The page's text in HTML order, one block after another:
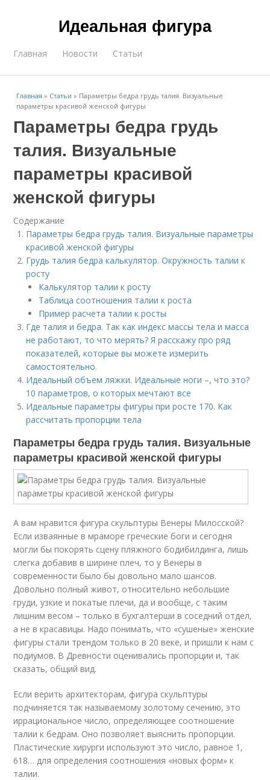
Идеальная фигура
Главная Новости Статьи
Главная » Статьи » Параметры бедра грудь талия. Визуальные
параметры красивой женской фигуры
Параметры бедра грудь
талия. Визуальные
параметры красивой
женской фигуры
Содержание
Параметры бедра грудь талия. Визуальные параметры
красивой женской фигуры
Грудь талия бедра калькулятор. Окружность талии к
росту
Калькулятор талии к росту
Таблица соотношения талии к роста
Пример расчета талии к росты
Где талия и бедра. Так как индекс массы тела и масса
не работают, то что мерять? Я расскажу про ряд
показателей, которые вы можете измерить
самостоятельно.
Идеальный объем ляжки. Идеальные ноги –, что это?
10 параметров, о которых мечтают все
Идеальные параметры фигуры при росте 170. Как
рассчитать пропорции тела
Параметры бедра грудь талия. Визуальные
параметры красивой женской фигуры
А вам нравится фигура скульптуры Венеры Милосской?
Если изваянные в мраморе греческие боги и сегодня
могли бы покорять сцену пляжного бодибилдинга, лишь
слегка добавив в ширине плеч, то у Венеры в
современности было бы довольно мало шансов.
Довольно полный живот, относительно небольшие
груди, узкие и покатые плечи, да и вообще, с таким
лишним весом – только в бухгалтерши в соседний отдел,
а не в красавицы. Надо понимать, что «сушеные» женские
фигуры стали трендом только в 20 веке, и пришли к нам с
подиумов. В Древности оценивались пропорции и, так
сказать, общий вид.
Если верить архитекторам, фигура скульптуры
подчиняется так называемому золотому сечению, это
иррациональное число, определяющее соотношение
талии к бедрам. Оно позволяет выяснить пропорции.
Пластические хирурги используют это число, равное 1,
618… для определения соотношения «новых форм» к
талии.